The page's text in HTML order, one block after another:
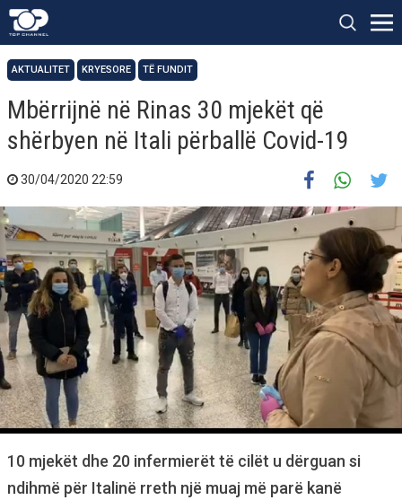
AKTUALITET KRYESORE TË FUNDIT
Mbërrijnë në Rinas 30 mjekët që
shërbyen në Itali përballë Covid-19
30/04/2020 22:59
10 mjekët dhe 20 infermierët të cilët u dërguan si
ndihmë për Italinë rreth një muaj më parë kanë